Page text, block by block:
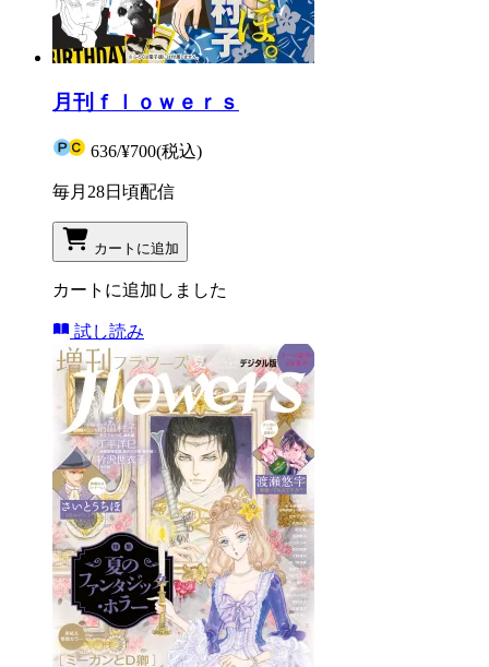
月刊ｆｌｏｗｅｒｓ
636/¥700(税込)
毎月28日頃配信
カートに追加
カートに追加しました
試し読み